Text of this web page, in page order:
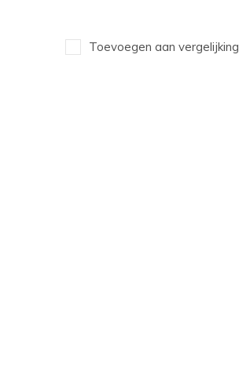
Toevoegen aan vergelijking